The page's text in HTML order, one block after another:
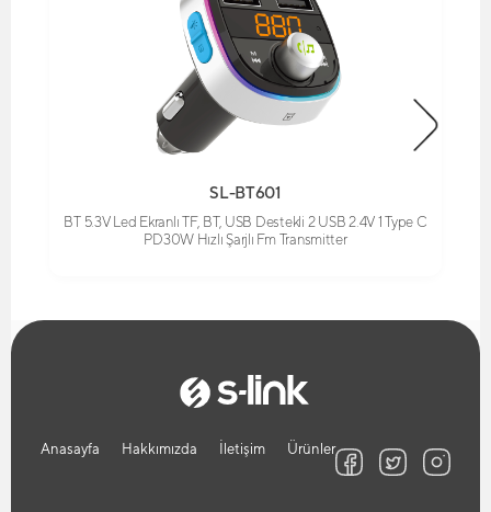
SL-BT601
BT 5.3V Led Ekranlı TF, BT, USB Destekli 2 USB 2.4V 1 Type C
PD30W Hızlı Şarjlı Fm Transmitter
Anasayfa Hakkımızda İletişim Ürünler